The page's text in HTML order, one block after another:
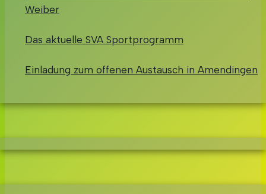
Weiber
Das aktuelle SVA Sportprogramm
Einladung zum offenen Austausch in Amendingen